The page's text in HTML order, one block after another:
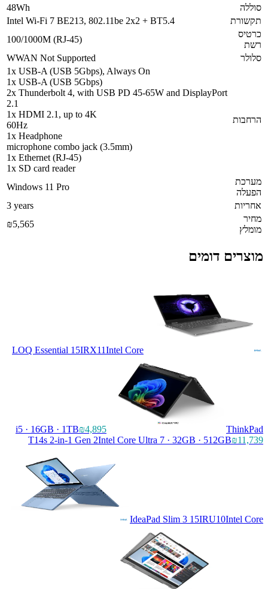
סוללה
48Wh
תקשורת
Intel Wi-Fi 7 BE213, 802.11be 2x2 + BT5.4
כרטיס
רשת
100/1000M (RJ-45)
סלולר
WWAN Not Supported
הרחבות
1x USB-A (USB 5Gbps), Always On
1x USB-A (USB 5Gbps)
2x Thunderbolt 4, with USB PD 45-65W and DisplayPort
2.1
1x HDMI 2.1, up to 4K
60Hz
1x Headphone
microphone combo jack (3.5mm)
1x Ethernet (RJ-45)
1x SD card reader
מערכת
הפעלה
Windows 11 Pro
אחריות
3 years
מחיר
מומלץ
₪5,565
מוצרים דומים
LOQ Essential 15IRX11Intel Core
i5 · 16GB · 1TB₪4,895
ThinkPad
T14s 2-in-1 Gen 2Intel Core Ultra 7 · 32GB · 512GB₪11,739
IdeaPad Slim 3 15IRU10Intel Core